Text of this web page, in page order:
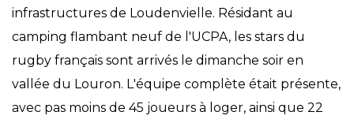
infrastructures de Loudenvielle. Résidant au
camping flambant neuf de l'UCPA, les stars du
rugby français sont arrivés le dimanche soir en
vallée du Louron. L'équipe complète était présente,
avec pas moins de 45 joueurs à loger, ainsi que 22